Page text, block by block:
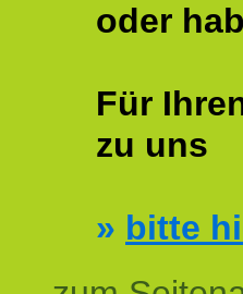
oder
Für
zu uns
» bitte